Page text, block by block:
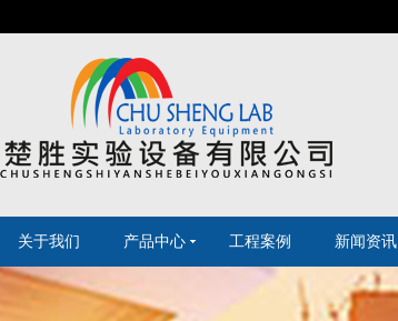
关于我们 产品中心 工程案例 新闻资讯